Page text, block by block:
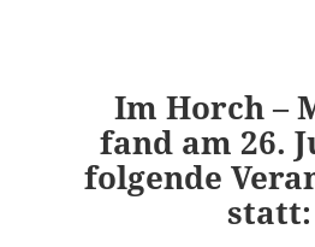
Im Horch –
fand am 26.
folgende
statt: